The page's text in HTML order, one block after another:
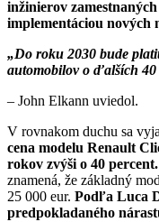
inžinierov
implementáciou nových
„Do roku 2030 bude
automobilov o ďalších 40
– John Elkann uviedol.
V rovnakom duchu sa
cena modelu Renault
rokov zvýši o 40 percent.
znamená, že základný
25 000 eur. Podľa Luca
predpokladaného